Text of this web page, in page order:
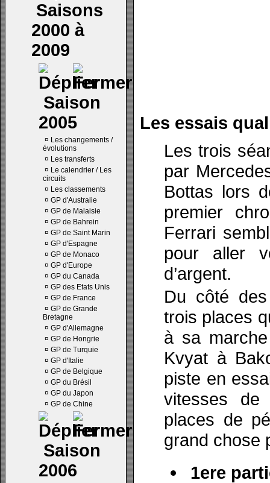
Saisons
2000 à
2009
Saison
2005
¤ Les changements /
évolutions
¤ Les transferts
¤ Le calendrier / Les
circuits
¤ Les classements
¤ GP d'Australie
¤ GP de Malaisie
¤ GP de Bahrein
¤ GP de Saint Marin
¤ GP d'Espagne
¤ GP de Monaco
¤ GP d'Europe
¤ GP du Canada
¤ GP des Etats Unis
¤ GP de France
¤ GP de Grande
Bretagne
¤ GP d'Allemagne
¤ GP de Hongrie
¤ GP de Turquie
¤ GP d'Italie
¤ GP de Belgique
¤ GP du Brésil
¤ GP du Japon
¤ GP de Chine
Saison
2006
Les essais
Les trois
par
Bottas lors
premier
Ferrari
pour aller
d’argent.
Du côté
trois places
à sa
Kvyat à
piste en
vitesses
places de
grand chose
1ere